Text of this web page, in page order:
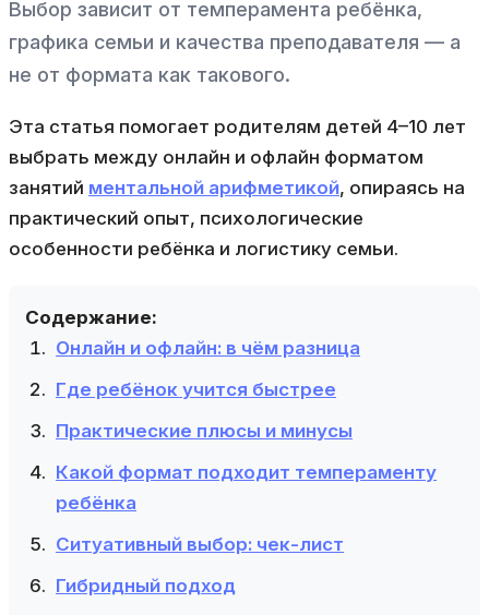
Выбор зависит от темперамента ребёнка,
графика семьи и качества преподавателя — а
не от формата как такового.
Эта статья помогает родителям детей 4–10 лет
выбрать между онлайн и офлайн форматом
занятий ментальной арифметикой, опираясь на
практический опыт, психологические
особенности ребёнка и логистику семьи.
Содержание:
Онлайн и офлайн: в чём разница
Где ребёнок учится быстрее
Практические плюсы и минусы
Какой формат подходит темпераменту
ребёнка
Ситуативный выбор: чек-лист
Гибридный подход